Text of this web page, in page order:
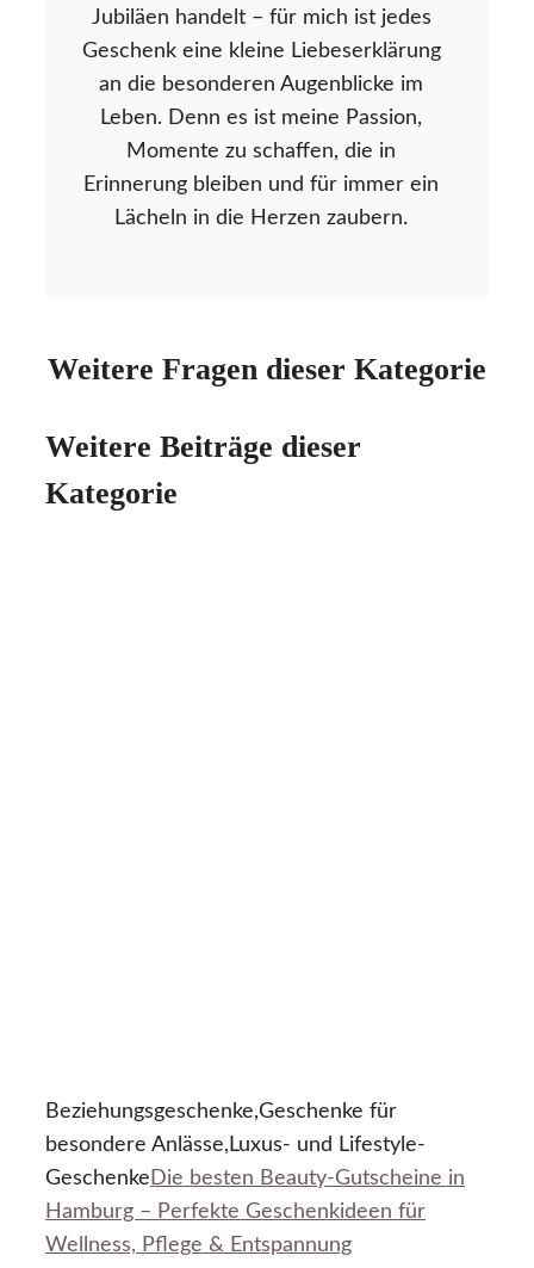
Jubiläen handelt – für mich ist jedes
Geschenk eine kleine Liebeserklärung
an die besonderen Augenblicke im
Leben. Denn es ist meine Passion,
Momente zu schaffen, die in
Erinnerung bleiben und für immer ein
Lächeln in die Herzen zaubern.
Weitere Fragen dieser Kategorie
Weitere Beiträge dieser
Kategorie
Beziehungsgeschenke,Geschenke für
besondere Anlässe,Luxus- und Lifestyle-
Geschenke Die besten Beauty-Gutscheine in
Hamburg – Perfekte Geschenkideen für
Wellness, Pflege & Entspannung